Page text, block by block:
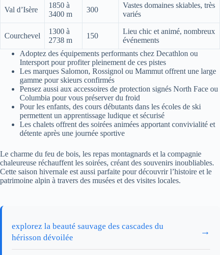
Val d’Isère
1850 à
3400 m
300
Vastes domaines skiables, très
variés
Courchevel
1300 à
2738 m
150
Lieu chic et animé, nombreux
événements
Adoptez des équipements performants chez Decathlon ou
Intersport pour profiter pleinement de ces pistes
Les marques Salomon, Rossignol ou Mammut offrent une large
gamme pour skieurs confirmés
Pensez aussi aux accessoires de protection signés North Face ou
Columbia pour vous préserver du froid
Pour les enfants, des cours débutants dans les écoles de ski
permettent un apprentissage ludique et sécurisé
Les chalets offrent des soirées animées apportant convivialité et
détente après une journée sportive
Le charme du feu de bois, les repas montagnards et la compagnie
chaleureuse réchauffent les soirées, créant des souvenirs inoubliables.
Cette saison hivernale est aussi parfaite pour découvrir l’histoire et le
patrimoine alpin à travers des musées et des visites locales.
explorez la beauté sauvage des cascades du
hérisson dévoilée
→